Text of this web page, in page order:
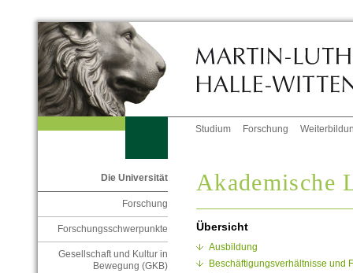
Studium Forschung
Die Universität
Forschung
Forschungsschwerpunkte
Gesellschaft und Kultur in
Bewegung (GKB)
Akademische
Übersicht
Ausbildung
Beschäftigungsverhältnisse und